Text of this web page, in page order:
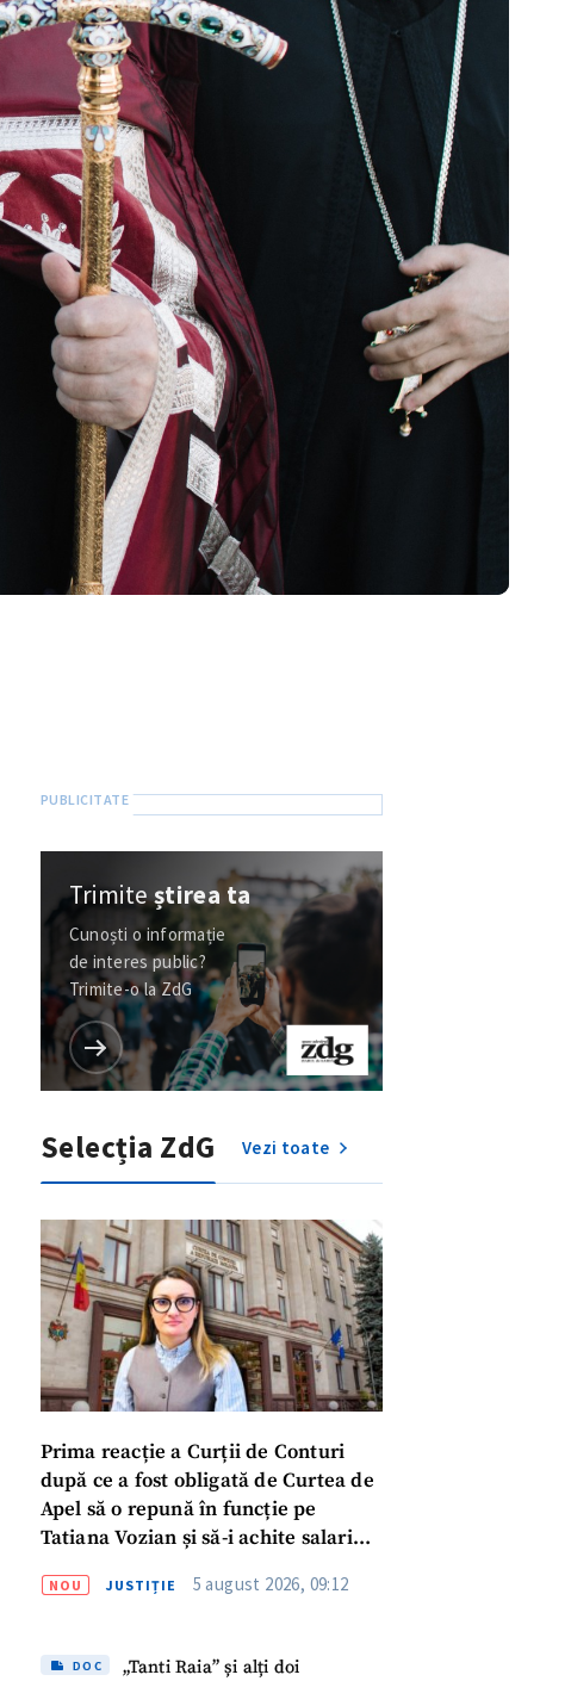
Trimiteștirea ta
Cunoști o informație
de interes public?
Trimite-o la ZdG
Selecția ZdG Vezi toate
Prima reacție a Curții de Conturi
după ce a fost obligată de Curtea de
Apel să o repună în funcție pe
Tatiana Vozian și să-i achite salariul
muncă”
NOU JUSTIȚIE 5 august 2026, 09:12
DOC
„Tanti Raia” și alți doi